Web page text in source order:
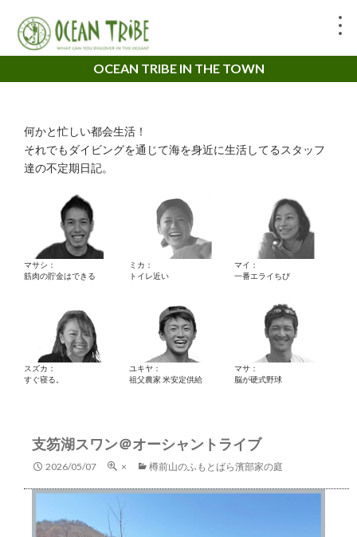
OCEAN TRIBE IN THE TOWN
何かと忙しい都会生活！
それでもダイビングを通じて海を身近に生活してるスタッフ
達の不定期日記。
マサシ：
筋肉の貯金はできる
ミカ：
トイレ近い
マイ：
一番エライちび
スズカ：
すぐ寝る。
ユキヤ：
祖父農家 米安定供給
マサ：
脳が硬式野球
支笏湖スワン＠オーシャントライブ
2026/05/07 × 樽前山のふもとばら濱部家の庭